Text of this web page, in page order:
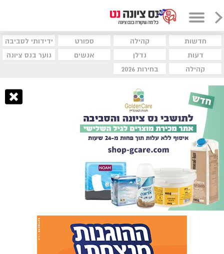
חדשות קהילה ספורט
ידידותי לסביבה
דעות
נדלן אנשים
נוער בנס ציונה
קהילה
בחירות 2026